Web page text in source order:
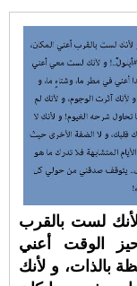
لست بالقرب
الوقت أعني
بالذات، و لأنك